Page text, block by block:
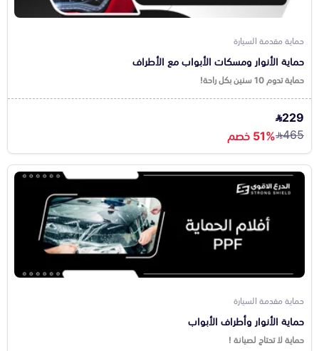
حماية مقدمة السيارة
حماية الأنوار ومسكات الأبواب مع الأطراف
حماية تدوم 10 سنين بكل راحة!
229
465 51% خصم
حماية مقدمة السيارة
حماية الأنوار وأطراف الأبواب
حماية لا تحتاج لصيانة !